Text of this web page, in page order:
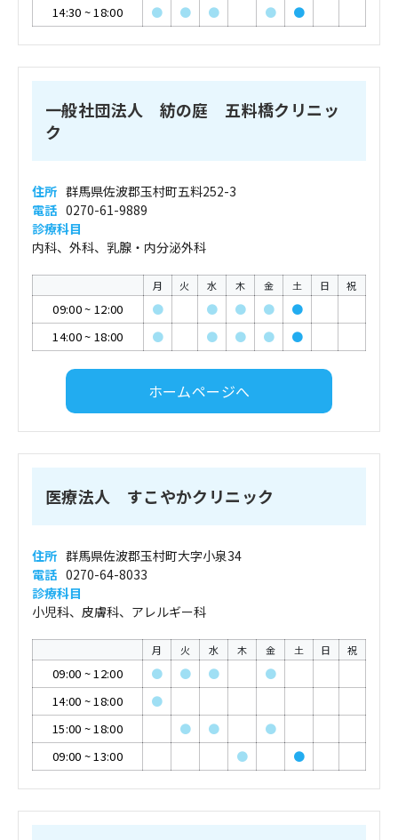
14:30 ~18:00 ● ● ● ● ●
一般社団法人 紡の庭 五料橋クリニッ
ク
住所 群馬県佐波郡玉村町五料252-3
電話 0270-61-9889
診療科目
内科、外科、乳腺・内分泌外科
月 火 水 木 金 土 日 祝
09:00~ 12:00 ● ● ● ●
●
14:00~ 18:00 ● ● ● ● ●
ホームページへ
医療法人 すこやかクリニック
住所 群馬県佐波郡玉村町大字小泉34
電話 0270-64-8033
診療科目
小児科、皮膚科、アレルギー科
月 火 水 木 金 土 日 祝
09:00 ~12:00 ● ● ●
●
14:00 ~18:00
●
15:00 ~18:00 ● ●
●
09:00 ~13:00 ● ●